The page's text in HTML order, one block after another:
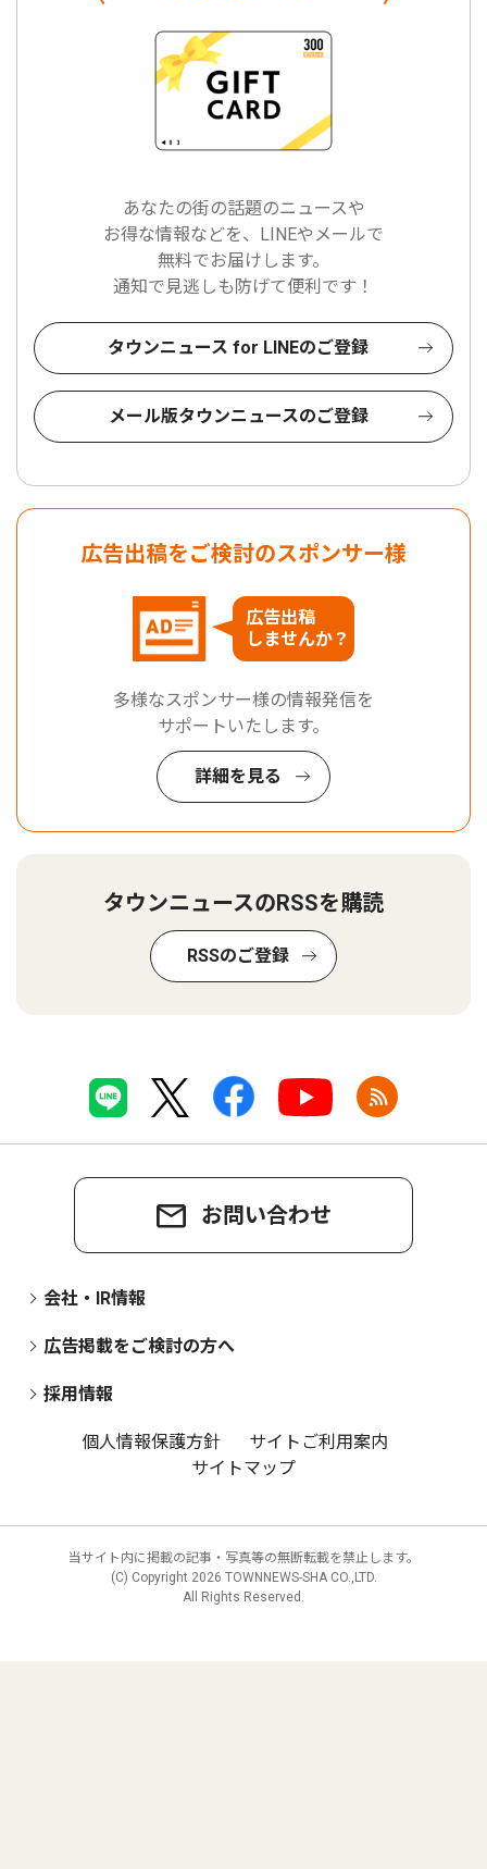
あなたの街の話題のニュースや
お得な情報などを、LINEやメールで
無料でお届けします。
通知で見逃しも防げて便利です！
タウンニュース for LINEのご登録
メール版タウンニュースのご登録
広告出稿をご検討のスポンサー様
広告出稿
しませんか？
多様なスポンサー様の情報発信を
サポートいたします。
詳細を見る
タウンニュースのRSSを購読
RSSのご登録
お問い合わせ
会社・IR情報
広告掲載をご検討の方へ
採用情報
個人情報保護方針
サイトご利用案内
サイトマップ
当サイト内に掲載の記事・写真等の無断転載を禁止します。
(C) Copyright 2026 TOWNNEWS-SHA CO.,LTD.
All Rights Reserved.